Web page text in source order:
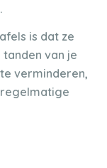
is dat ze
van je
verminderen,